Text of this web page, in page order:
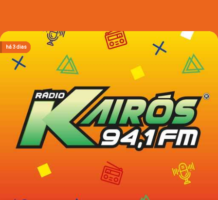
há 2 dias
há 2 dias
há 2 dias
há 3 dias
há 3 dias